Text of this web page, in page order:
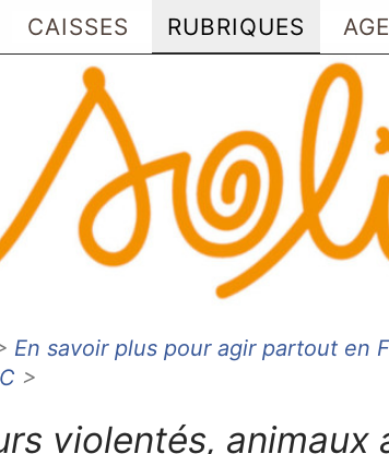
CAISSES RUBRIQUES
En savoir plus pour agir partout en
>
violentés, animaux